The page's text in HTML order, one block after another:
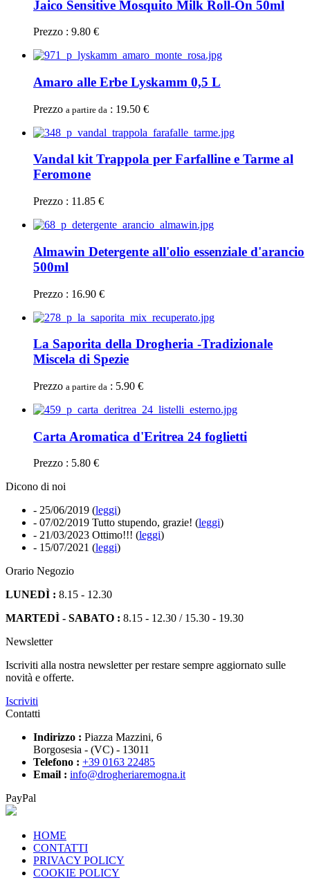
Jaico Sensitive Mosquito Milk Roll-On 50ml
Prezzo : 9.80 €
Amaro alle Erbe Lyskamm 0,5 L
Prezzo a partire da : 19.50 €
Vandal kit Trappola per Farfalline e Tarme al
Feromone
Prezzo : 11.85 €
Almawin Detergente all'olio essenziale d'arancio
500ml
Prezzo : 16.90 €
La Saporita della Drogheria -Tradizionale
Miscela di Spezie
Prezzo a partire da : 5.90 €
Carta Aromatica d'Eritrea 24 foglietti
Prezzo : 5.80 €
Dicono di noi
- 25/06/2019 (leggi)
- 07/02/2019 Tutto stupendo, grazie! (leggi)
- 21/03/2023 Ottimo!!! (leggi)
- 15/07/2021 (leggi)
Orario Negozio
LUNEDÌ : 8.15 - 12.30
MARTEDÌ - SABATO : 8.15 - 12.30 / 15.30 - 19.30
Newsletter
Iscriviti alla nostra newsletter per restare sempre aggiornato sulle
novità e offerte.
Iscriviti
Contatti
Indirizzo : Piazza Mazzini, 6
Borgosesia - (VC) - 13011
Telefono : +39 0163 22485
Email : info@drogheriaremogna.it
PayPal
HOME
CONTATTI
PRIVACY POLICY
COOKIE POLICY